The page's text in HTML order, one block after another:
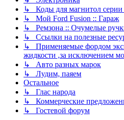
↳ Коды для магнитол
↳ Мой Ford Fusion :: Гараж
↳ Ремзона :: Очумелые
↳ Ссылки на полезные
↳ Применяемые фордом
жидкости ,за исключением
↳ Авто разных марок
↳ Лудим, паяем
Остальное
↳ Глас народа
↳ Коммерческие
↳ Гостевой форум